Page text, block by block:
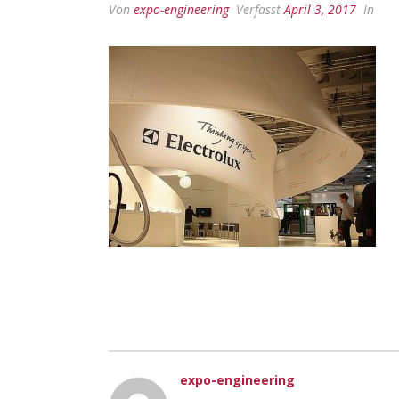
Von expo-engineering VerfasstApril 3, 2017 In
expo-engineering